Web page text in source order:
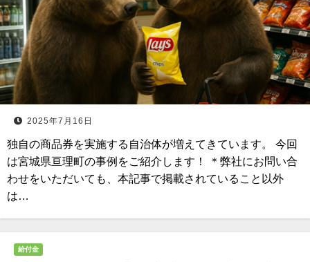
2025年7月16日
独自の商品券を実施する自治体が増えてきています。 今回
は宮城県亘理町の事例をご紹介します！ ＊弊社にお問い合
わせをいただいても、本記事で掲載されていること以外
は…
給付金